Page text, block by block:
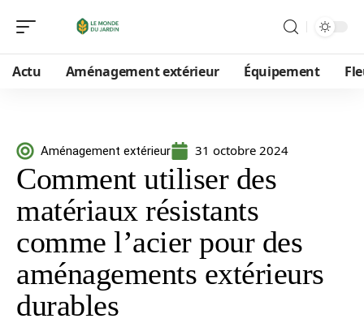
Actu Aménagement extérieur Équipement
Aménagement extérieur 31 octobre 2024
Comment utiliser des
matériaux résistants
comme l’acier pour des
aménagements extérieurs
durables